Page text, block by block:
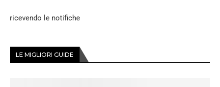
ricevendo le notifiche
LE MIGLIORI GUIDE